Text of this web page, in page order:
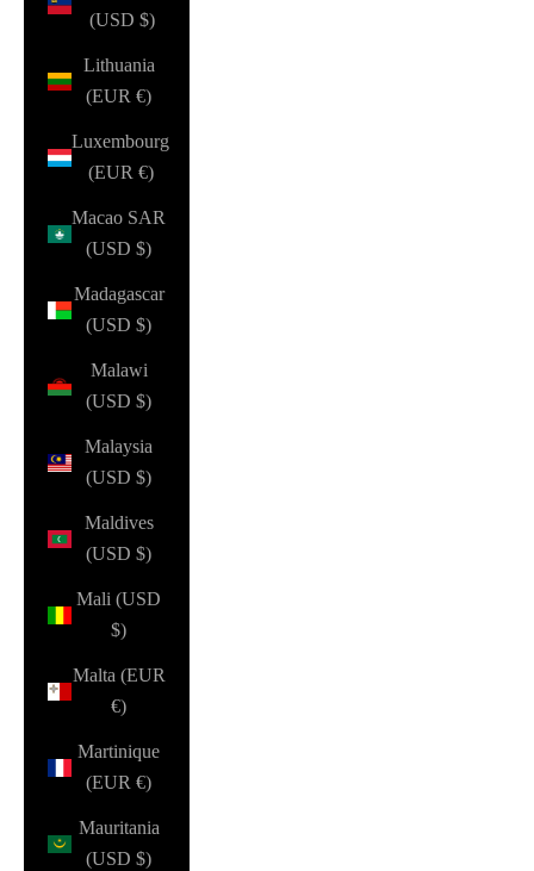
(USD $)
Lithuania
(EUR €)
Luxembourg
(EUR €)
Macao SAR
(USD $)
Madagascar
(USD $)
Malawi
(USD $)
Malaysia
(USD $)
Maldives
(USD $)
Mali (USD
$)
Malta (EUR
€)
Martinique
(EUR €)
Mauritania
(USD $)